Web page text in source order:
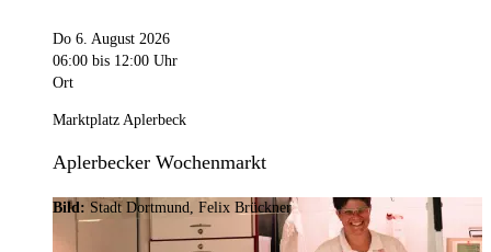
Do 6. August 2026
06:00 bis 12:00 Uhr
Ort
Marktplatz Aplerbeck
Aplerbecker Wochenmarkt
Bild: Stadt Dortmund, Felix Brückner